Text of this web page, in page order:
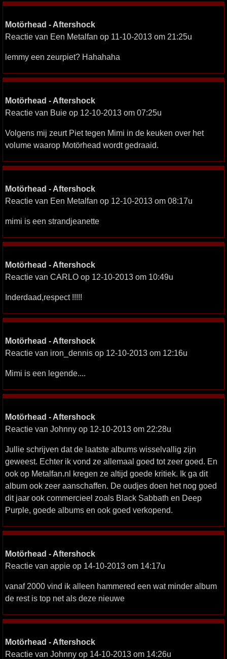
Motörhead - Aftershock
Reactie van Een Metalfan op 11-10-2013 om 21:25u
lemmy een zeurpiet? Hahahaha
Motörhead - Aftershock
Reactie van Buie op 12-10-2013 om 07:25u
Volgens mij zeurt Piet tegen Mimi in de keuken over het
volume waarop Motörhead wordt gedraaid.
Motörhead - Aftershock
Reactie van Een Metalfan op 12-10-2013 om 08:17u
mimi is een strandjeanette
Motörhead - Aftershock
Reactie van CARLO op 12-10-2013 om 10:49u
Inderdaad,respect !!!!!
Motörhead - Aftershock
Reactie van iron_dennis op 12-10-2013 om 12:16u
Mimi is een legende....
Motörhead - Aftershock
Reactie van Johnny op 12-10-2013 om 22:28u
Jullie schrijven dat de laatste albums wisselvallig zijn
geweest. Echter ik vond ze allemaal goed tot zeer goed. En
ook op Metalfan.nl kregen ze altijd goede kritiek. Ik ga dit
album ook zeer aanschaffen. De oudjes doen het nog goed
dit jaar ook commercieel zoals Black Sabbath en Deep
Purple, goede albums en ook goed verkopend.
Motörhead - Aftershock
Reactie van appie op 14-10-2013 om 14:17u
vanaf 2000 vind ik alleen hammered een wat minder album
de rest is top net als deze nieuwe
Motörhead - Aftershock
Reactie van Johnny op 14-10-2013 om 14:26u